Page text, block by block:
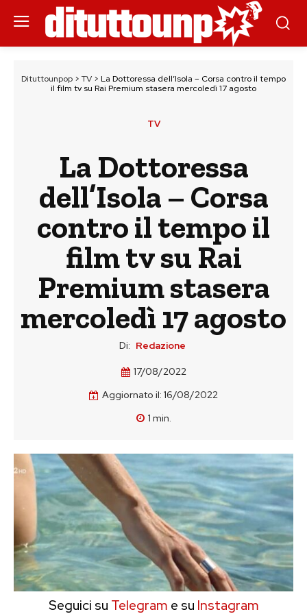
Dituttounpop > TV > La Dottoressa dell’Isola – Corsa contro il tempo
il film tv su Rai Premium stasera mercoledì 17 agosto
TV
La Dottoressa
dell’Isola – Corsa
contro il tempo il
film tv su Rai
Premium stasera
mercoledì 17 agosto
Di: Redazione
17/08/2022
Aggiornato il: 16/08/2022
1 min.
Seguici su Telegram e su Instagram